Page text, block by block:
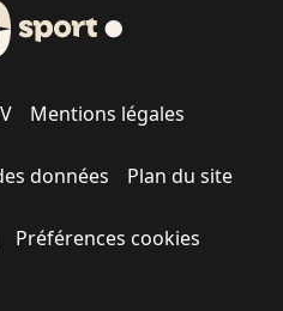
Mentions légales
données Plan du site
Préférences cookies